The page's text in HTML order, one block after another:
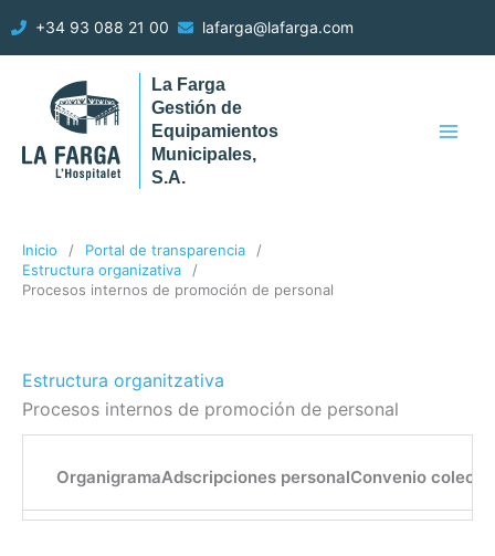
al
+34 93 088 21 00 lafarga@lafarga.com
La Farga
Gestión de
Equipamientos
Municipales,
S.A.
Inicio
Portal de transparencia
Estructura organizativa
Procesos internos de promoción de personal
Estructura organitzativa
Procesos internos de promoción de personal
OrganigramaAdscripciones personalConvenio